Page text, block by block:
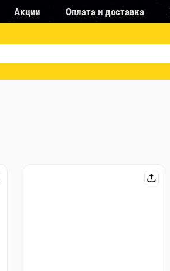
Акции Оплата и доставка